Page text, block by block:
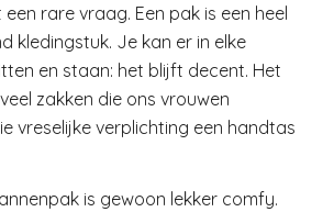
rare vraag. Een pak is een heel
kledingstuk. Je kan er in elke
en staan: het blijft decent. Het
zakken die ons vrouwen
vreselijke verplichting een handtas
is gewoon lekker comfy.